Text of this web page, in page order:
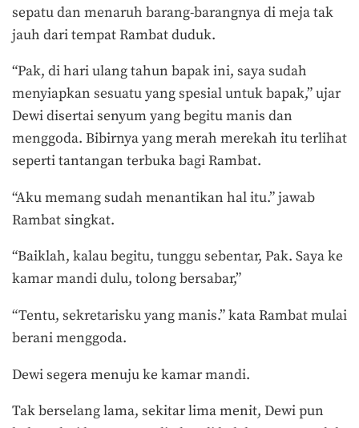
sepatu dan menaruh barang-barangnya di meja tak
jauh dari tempat Rambat duduk.
“Pak, di hari ulang tahun bapak ini, saya sudah
menyiapkan sesuatu yang spesial untuk bapak,” ujar
Dewi disertai senyum yang begitu manis dan
menggoda. Bibirnya yang merah merekah itu terlihat
seperti tantangan terbuka bagi Rambat.
“Aku memang sudah menantikan hal itu.” jawab
Rambat singkat.
“Baiklah, kalau begitu, tunggu sebentar, Pak. Saya ke
kamar mandi dulu, tolong bersabar,”
“Tentu, sekretarisku yang manis.” kata Rambat mulai
berani menggoda.
Dewi segera menuju ke kamar mandi.
Tak berselang lama, sekitar lima menit, Dewi pun